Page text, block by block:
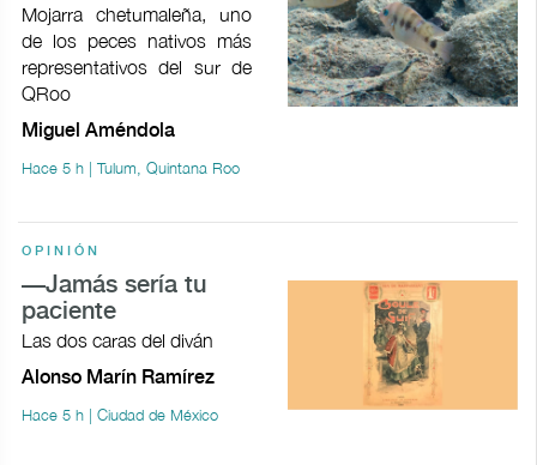
Mojarra chetumaleña, uno
de los peces nativos más
representativos del sur de
QRoo
Miguel Améndola
Hace 5 h | Tulum, Quintana Roo
OPINIÓN
—Jamás sería tu
paciente
Las dos caras del diván
Alonso Marín Ramírez
Hace 5 h | Ciudad de México